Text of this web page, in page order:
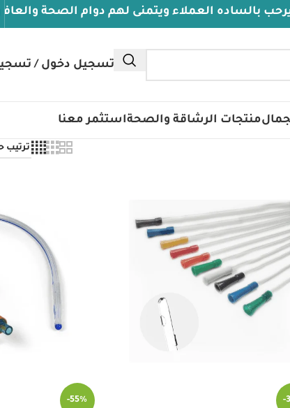
العملاء ويتمنى لهم دوام الصحة والعافيه
تسجيل دخول / تسجيل
منتجات الرشاقة والصحةاستثمر معنا
-
-55%